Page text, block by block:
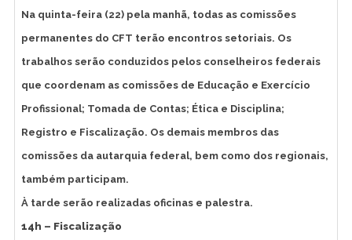
Na quinta-feira (22) pela manhã, todas as comissões
permanentes do CFT terão encontros setoriais. Os
trabalhos serão conduzidos pelos conselheiros federais
que coordenam as comissões de Educação e Exercício
Profissional; Tomada de Contas; Ética e Disciplina;
Registro e Fiscalização. Os demais membros das
comissões da autarquia federal, bem como dos regionais,
também participam.
À tarde serão realizadas oficinas e palestra.
14h – Fiscalização